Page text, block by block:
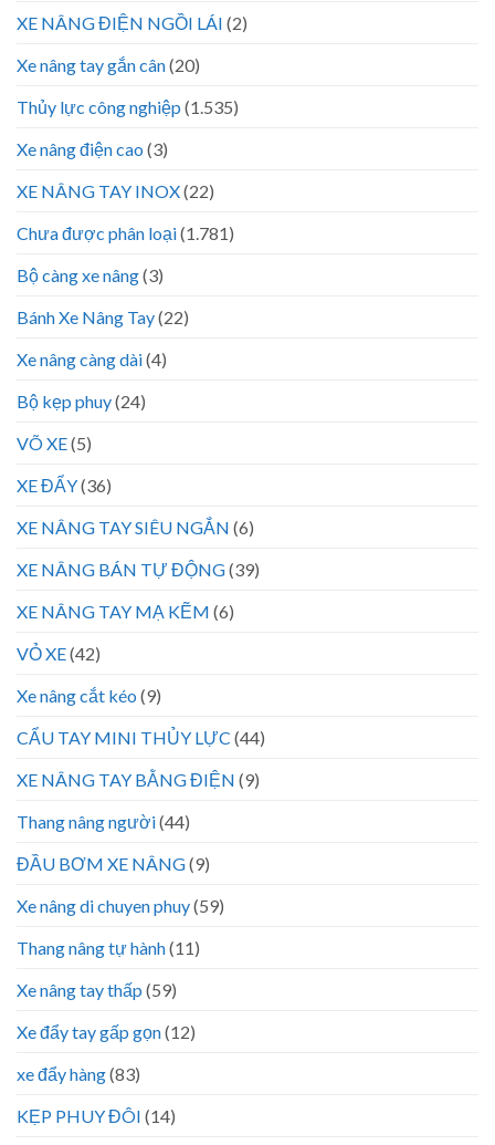
XE NÂNG ĐIỆN NGỒI LÁI (2)
Xe nâng tay gắn cân(20)
Thủy lực công nghiệp (1.535)
Xe nâng điện cao (3)
XE NÂNG TAY INOX(22)
Chưa được phân loại(1.781)
Bộ càng xe nâng(3)
Bánh Xe Nâng Tay(22)
Xe nâng càng dài(4)
Bộ kẹp phuy(24)
VÕ XE(5)
XE ĐẨY(36)
XE NÂNG TAY SIÊU NGẮN (6)
XE NÂNG BÁN TỰ ĐỘNG(39)
XE NÂNG TAY MẠ KẼM (6)
VỎ XE(42)
Xe nâng cắt kéo (9)
CẨU TAY MINI THỦY LỰC (44)
XE NÂNG TAY BẰNG ĐIỆN (9)
Thang nâng người(44)
ĐẦU BƠM XE NÂNG(9)
Xe nâng di chuyen phuy(59)
Thang nâng tự hành(11)
Xe nâng tay thấp (59)
Xe đẩy tay gấp gọn(12)
xe đẩy hàng(83)
KẸP PHUY ĐÔI (14)